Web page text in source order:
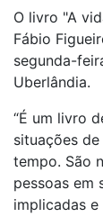
O livro "A
Fábio
segunda-
Uberlândia.
“É um livro
situações
tempo. São
pessoas em
implicadas